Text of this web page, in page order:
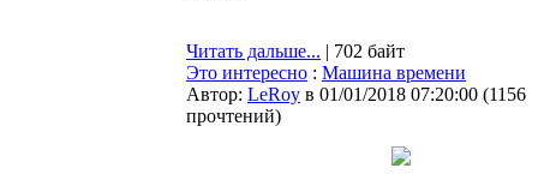
Читать дальше... | 702 байт
Это интересно : Машина времени
Автор: LeRoy в 01/01/2018 07:20:00 (1156
прочтений)